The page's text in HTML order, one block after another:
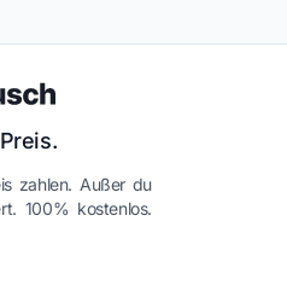
zahlen. Außer du
100% kostenlos.